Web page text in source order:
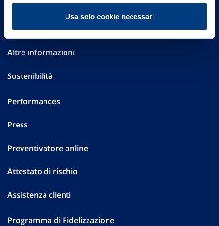
Usa solo cookie necessari
Governance
Investor Relations
Altre informazioni
Sostenibilità
Performances
Press
Preventivatore online
Attestato di rischio
Assistenza clienti
Programma di Fidelizzazione